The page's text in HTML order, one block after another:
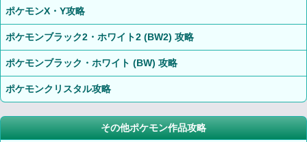
ポケモンX・Y攻略
ポケモンブラック2・ホワイト2 (BW2) 攻略
ポケモンブラック・ホワイト (BW) 攻略
ポケモンクリスタル攻略
その他ポケモン作品攻略